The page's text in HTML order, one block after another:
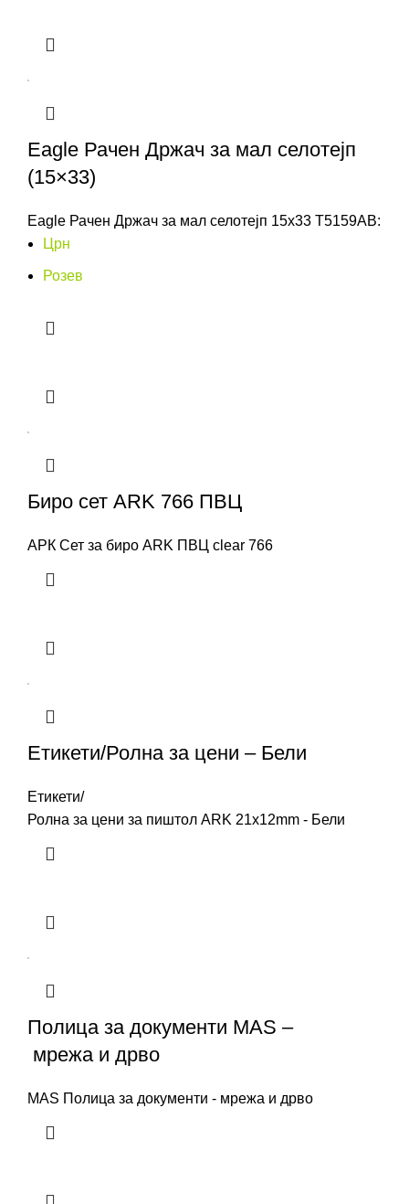
Eagle Рачен Држач за мал селотејп
(15×33)
Eagle Рачен Држач за мал селотејп 15x33 T5159AB:
Црн
Розев
Биро сет ARK 766 ПВЦ
АРК Сет за биро ARK ПВЦ clear 766
Етикети/Ролна за цени – Бели
Етикети/
Ролна за цени за пиштол ARK 21x12mm - Бели
Полица за документи MAS –
мрежа и дрво
MAS Полица за документи - мрежа и дрво